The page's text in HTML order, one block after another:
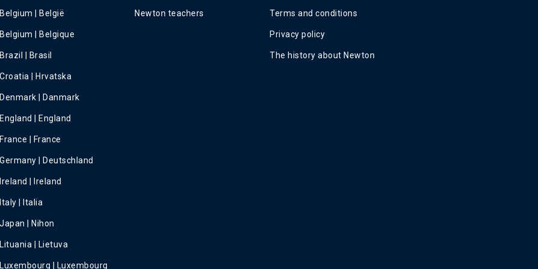
Belgium | België
Belgium | Belgique
Brazil | Brasil
Croatia | Hrvatska
Denmark | Danmark
England | England
France | France
Germany | Deutschland
Ireland | Ireland
Italy | Italia
Japan | Nihon
Lituania | Lietuva
Luxembourg | Luxembourg
Newton teachers Terms and conditions
Privacy policy
The history about Newton